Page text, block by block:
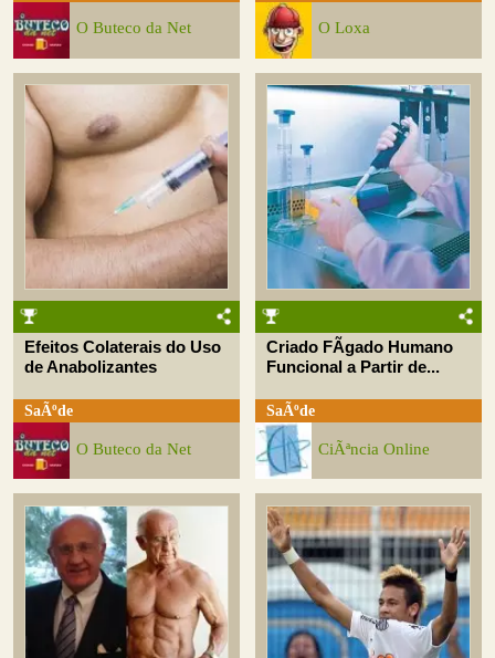
O Buteco da Net O Loxa
Efeitos Colaterais do Uso
de Anabolizantes
SaÃºde
O Buteco da Net
Criado FÃ­gado Humano
Funcional a Partir de...
SaÃºde
CiÃªncia Online